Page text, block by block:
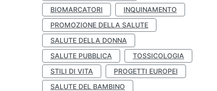
BIOMARCATORI
INQUINAMENTO
PROMOZIONE DELLA SALUTE
SALUTE DELLA DONNA
SALUTE PUBBLICA
TOSSICOLOGIA
STILI DI VITA
PROGETTI EUROPEI
SALUTE DEL BAMBINO